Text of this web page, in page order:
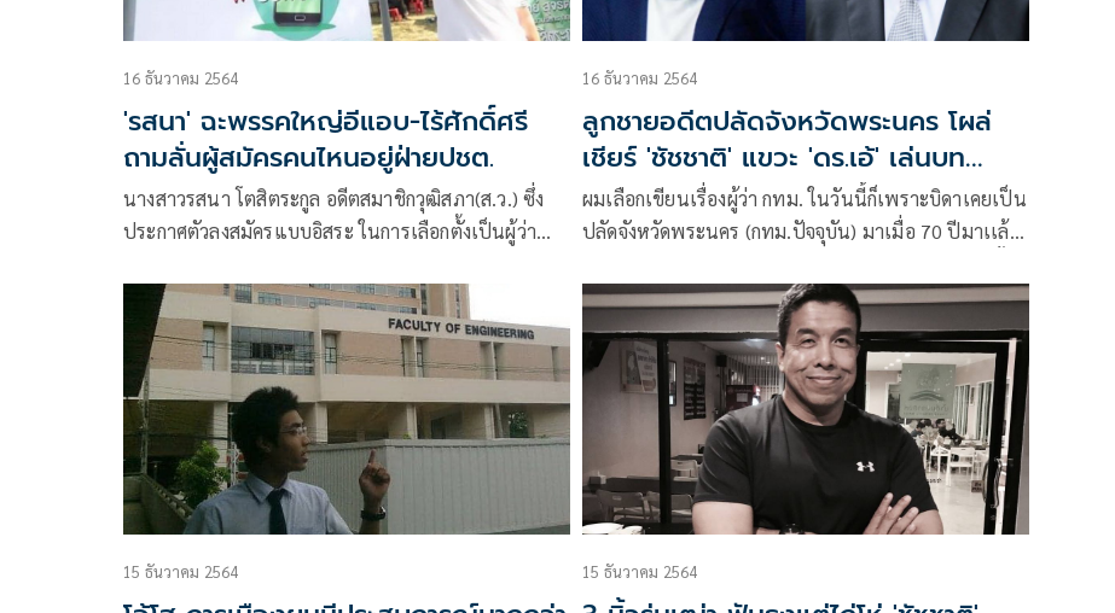
16 ธันวาคม 2564
'รสนา' ฉะพรรคใหญ่อีแอบ-ไร้ศักดิ์ศรี
ถามลั่นผู้สมัครคนไหนอยู่ฝ่ายปชต.
นางสาวรสนา โตสิตระกูล อดีตสมาชิกวุฒิสภา(ส.ว.) ซึ่ง
ประกาศตัวลงสมัครแบบอิสระ ในการเลือกตั้งเป็นผู้ว่า
16 ธันวาคม 2564
ลูกชายอดีตปลัดจังหวัดพระนคร โผล่
เชียร์ 'ชัชชาติ' แขวะ 'ดร.เอ้' เล่นบท
นักการเมืองเร็วไป
ผมเลือกเขียนเรื่องผู้ว่า กทม. ในวันนี้ก็เพราะบิดาเคยเป็น
ปลัดจังหวัดพระนคร (กทม.ปัจจุบัน) มาเมื่อ 70 ปีมาเเล้ว
3 ครา ตั้งเเต่ครั้งเเรกอายุ 40
15 ธันวาคม 2564 15 ธันวาคม 2564